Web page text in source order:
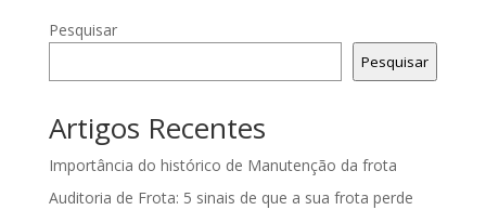
Pesquisar
Pesquisar
Artigos Recentes
Importância do histórico de Manutenção da frota
Auditoria de Frota: 5 sinais de que a sua frota perde